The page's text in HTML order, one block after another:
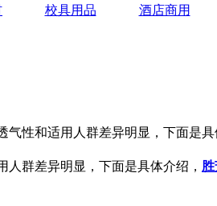
校具用品 酒店商用
性和适用人群差异明显，下面是
群差异明显，下面是具体介绍，